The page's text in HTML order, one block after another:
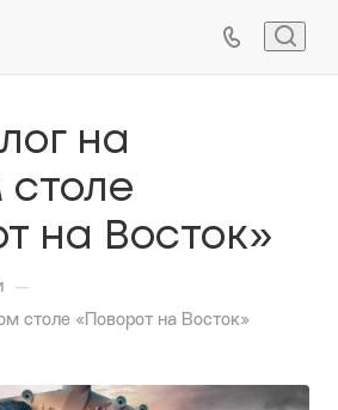
на
столе
на Восток»
—
столе «Поворот на Восток»